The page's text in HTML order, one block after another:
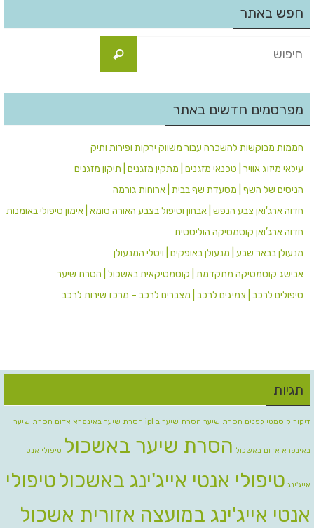
חפש באתר
מפרסמים חדשים באתר
חממות מבוקשות להשכרה עבור משווק ירקות ופירות ותיק
עילאי מיזוג אוויר | טכנאי מזגנים | מתקין מזגנים | תיקון מזגנים
הניסים של השף | מסעדת שף בבית | ארוחות גורמה
חדוה ארג'ואן צבע הנפש | אבחון וטיפול בצבע האורה סומא | אימון טיפולי באומנות
חדוה ארג’ואן קוסמטיקה הוליסטית
מנעולן בבאר שבע | מנעולן באופקים | ויטלי המנעולן
אבישג קוסמטיקה מתקדמת | קוסמטיקאית באשכול | הסרת שיער
טיפולים לרכב | צמיגים לרכב | מצברים לרכב – מרכז שירות לרכב
תגיות
דיקור קוסמטי לפנים הסרת שיער הסרת שיער ב ipl הסרת שיער באינפרא אדום הסרת שיער
באינפרא אדום באשכול הסרת שיער באשכול טיפולי אנטי
אייג'ינג טיפולי אנטי אייג'ינג באשכולטיפולי
אנטי אייג'ינג במועצה אזורית אשכול